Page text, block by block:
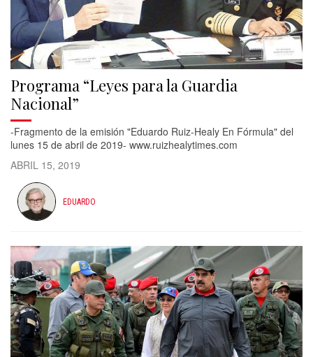
Programa “Leyes para la Guardia
Nacional”
-Fragmento de la emisión "Eduardo Ruiz-Healy En Fórmula" del
lunes 15 de abril de 2019- www.ruizhealytimes.com
ABRIL 15, 2019
EDUARDO